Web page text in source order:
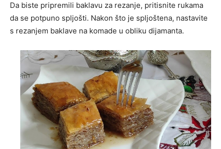
Da biste pripremili baklavu za rezanje, pritisnite rukama
da se potpuno spljošti. Nakon što je spljoštena, nastavite
s rezanjem baklave na komade u obliku dijamanta.